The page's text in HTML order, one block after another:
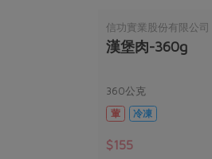
信功實業股份有限公司
漢堡肉-360g
360公克
葷
冷凍
$155